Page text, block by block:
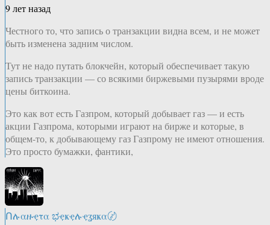
9 лет назад
Честного то, что запись о транзакции видна всем, и не может
быть изменена задним числом.
Тут не надо путать блокчейн, который обеспечивает такую
запись транзакции — со всякими биржевыми пузырями вроде
цены биткоина.
Это как вот есть Газпром, который добывает газ — и есть
акции Газпрома, которыми играют на бирже и которые, в
общем-то, к добывающему газ Газпрому не имеют отношения.
Это просто бумажки, фантики,
Ոሉαዙҿτα ಭҿҝҿሉҿʓяҝα〄